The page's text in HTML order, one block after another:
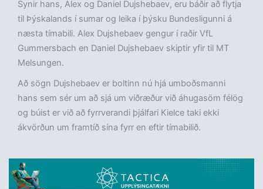
Synir hans, Alex og Daniel Dujshebaev, eru báðir að flytja
til Þýskalands í sumar og leika í þýsku Bundesligunni á
næsta tímabili. Alex Dujshebaev gengur í raðir VfL
Gummersbach en Daniel Dujshebaev skiptir yfir til MT
Melsungen.
Að sögn Dujshebaev er boltinn nú hjá umboðsmanni
hans sem sér um að sjá um viðræður við áhugasöm félög
og búist er við að fyrrverandi þjálfari Kielce taki ekki
ákvörðun um framtíð sína fyrr en eftir tímabilið.